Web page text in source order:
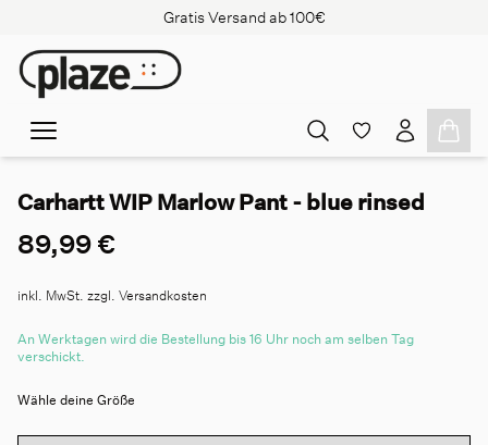
Gratis Versand ab 100€
Carhartt WIP Marlow Pant - blue rinsed
89,99 €
inkl. MwSt. zzgl. Versandkosten
An Werktagen wird die Bestellung bis 16 Uhr noch am selben Tag
verschickt.
Wähle deine Größe